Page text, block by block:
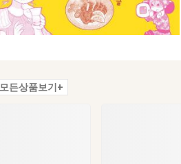
모든상품보기+